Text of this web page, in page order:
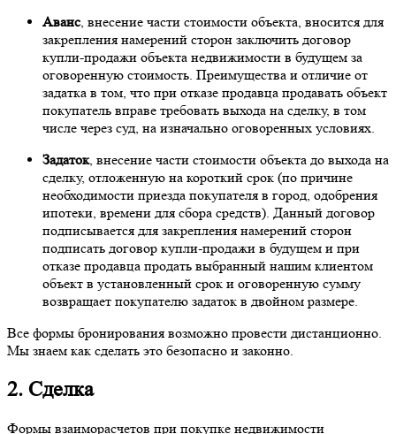
Аванс, внесение части стоимости объекта, вносится для
закрепления намерений сторон заключить договор
купли-продажи объекта недвижимости в будущем за
оговоренную стоимость. Преимущества и отличие от
задатка в том, что при отказе продавца продавать объект
покупатель вправе требовать выхода на сделку, в том
числе через суд, на изначально оговоренных условиях.
Задаток, внесение части стоимости объекта до выхода на
сделку, отложенную на короткий срок (по причине
необходимости приезда покупателя в город, одобрения
ипотеки, времени для сбора средств). Данный договор
подписывается для закрепления намерений сторон
подписать договор купли-продажи в будущем и при
отказе продавца продать выбранный нашим клиентом
объект в установленный срок и оговоренную сумму
возвращает покупателю задаток в двойном размере.
Все формы бронирования возможно провести дистанционно.
Мы знаем как сделать это безопасно и законно.
2. Сделка
Формы взаиморасчетов при покупке недвижимости